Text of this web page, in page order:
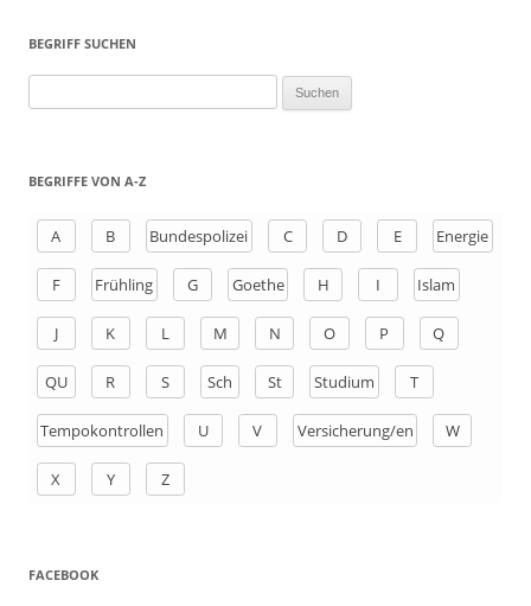
BEGRIFF SUCHEN
h
BEGRIFFE VON A-Z
A B Bundespolizei C D E Energie
F Frühling G Goethe H I Islam
J K L M N O P Q
QU R S Sch St Studium T
Tempokontrollen U V Versicherung/en W
X Y Z
FACEBOOK